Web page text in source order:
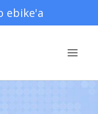
ebike'a